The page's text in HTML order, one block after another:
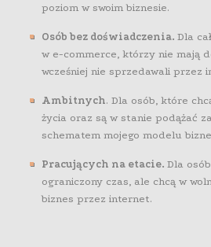
poziom w swoim biznesie.
Osób bez doświadczenia.Dla
w e-commerce, którzy nie mają
wcześniej nie sprzedawali przez
Ambitnych. Dla osób, które
życia oraz są w stanie podążać
schematem mojego modelu
Pracujących na etacie.Dla
ograniczony czas, ale chcą w
biznes przez internet.